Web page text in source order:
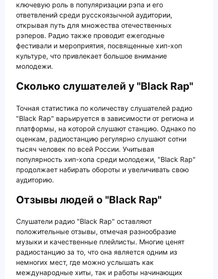
ключевую роль в популяризации рэпа и его
ответвлений среди русскоязычной аудитории,
открывая путь для множества отечественных
рэперов. Радио также проводит ежегодные
фестивали и мероприятия, посвященные хип-хоп
культуре, что привлекает большое внимание
молодежи.
Сколько слушателей у "Black Rap"
Точная статистика по количеству слушателей радио
"Black Rap" варьируется в зависимости от региона и
платформы, на которой слушают станцию. Однако по
оценкам, радиостанцию регулярно слушают сотни
тысяч человек по всей России. Учитывая
популярность хип-хопа среди молодежи, "Black Rap"
продолжает набирать обороты и увеличивать свою
аудиторию.
Отзывы людей о "Black Rap"
Слушатели радио "Black Rap" оставляют
положительные отзывы, отмечая разнообразие
музыки и качественные плейлисты. Многие ценят
радиостанцию за то, что она является одним из
немногих мест, где можно услышать как
международные хиты, так и работы начинающих